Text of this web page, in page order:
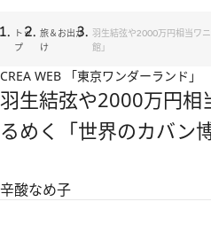
トッ
プ
旅＆お出か
け
羽生結弦や2000万円相当ワ
館」
CREA WEB 「東京ワンダーランド」
羽生結弦や2000万円相
るめく「世界のカバン
辛酸なめ子